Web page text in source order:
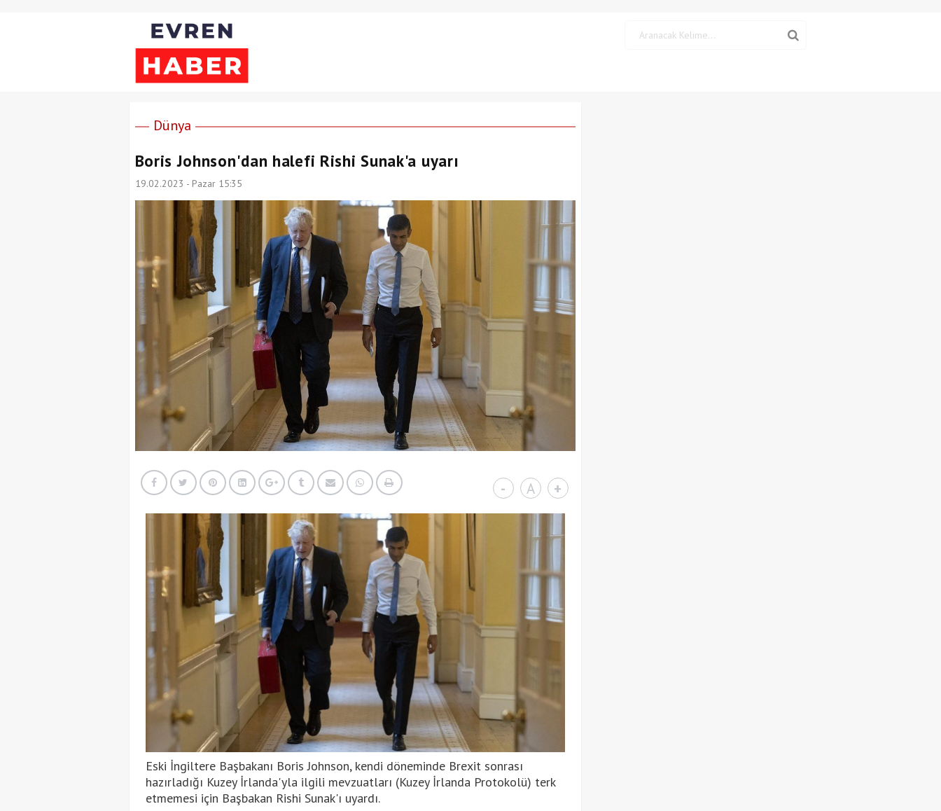
Dünya
Boris Johnson'dan halefi Rishi Sunak'a uyarı
19.02.2023 - Pazar 15:35
- A +
Eski İngiltere Başbakanı Boris Johnson, kendi döneminde Brexit sonrası
hazırladığı Kuzey İrlanda'yla ilgili mevzuatları (Kuzey İrlanda Protokolü) terk
etmemesi için Başbakan Rishi Sunak'ı uyardı.